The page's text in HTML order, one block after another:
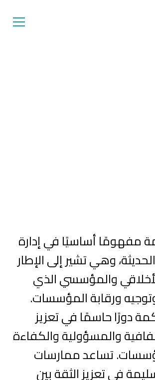
مفهومًا أساسيًا في إدارة
وهي تشير إلى الإطار
والمؤسسي الذي
ورقابة المؤسسات.
دورًا حاسمًا في تعزيز
والمسؤولية والكفاءة
تساعد ممارسات
في تعزيز الثقة بين